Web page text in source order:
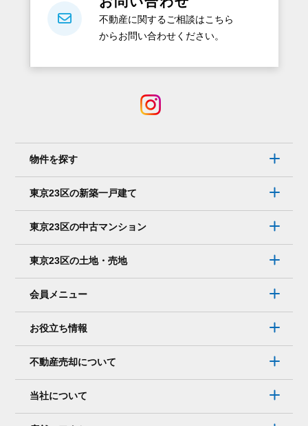
ら
の？
は
く、
ー
で
絡
取
た
不動産に関するご相談はこちら
からお問い合わせください。
物件を探す
東京23区の新築一戸建て
東京23区の中古マンション
東京23区の土地・売地
会員メニュー
お役立ち情報
不動産売却について
当社について